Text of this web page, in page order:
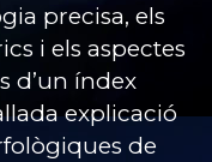
precisa, els
i els aspectes
d’un índex
explicació
de